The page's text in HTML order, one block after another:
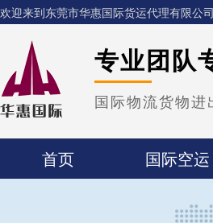
欢迎来到东莞市华惠国际货运代理有限公
专业团队
国际物流货物进
首页 国际空运